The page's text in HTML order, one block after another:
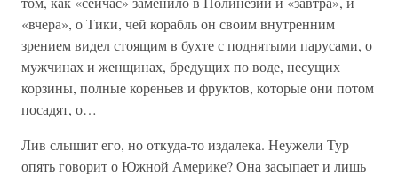
«вчера», о Тики, чей корабль он своим внутренним
зрением видел стоящим в бухте с поднятыми парусами, о
мужчинах и женщинах, бредущих по воде, несущих
корзины, полные кореньев и фруктов, которые они потом
посадят, о…
Лив слышит его, но откуда-то издалека. Неужели Тур
опять говорит о Южной Америке? Она засыпает и лишь